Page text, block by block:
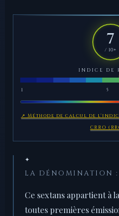
7
/ 10+
INDICE DE
1 5
↗ Méthode de calcul de
CRRO
✦
LA DÉNOMINATION :
Ce sextans appartient à
toutes premières